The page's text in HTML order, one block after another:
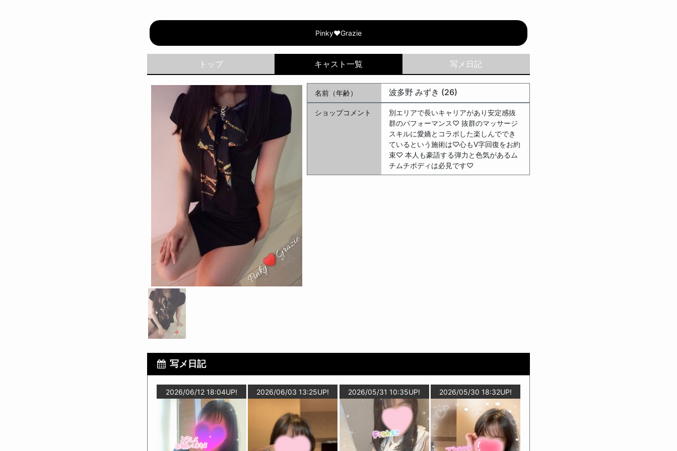
Pinky♥Grazie | 波多野 みずき
Pinky♥Grazie
トップ 写メ日記
名前（年齢） 波多野 みずき (26)
ショップコメント
別エリアで長いキャリアがあり安定感抜
群のパフォーマンス♡ 抜群のマッサージ
スキルに愛嬌とコラボした楽しんででき
ているという施術は♡心もV字回復をお約
束♡ 本人も豪語する弾力と色気があるム
チムチボディは必見です♡
写メ日記
2026/06/12 18:04UP! 2026/06/03 13:25UP! 2026/05/31 10:35UP! 2026/05/30 18:32UP!